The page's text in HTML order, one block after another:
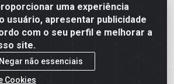
uma experiência
usuário, apresentar publicidade
com o seu perfil e melhorar a
site.
Negar não essenciais
Cookies
Eletricos - Av. Jorn. Assis
- Distrito Industrial, Campina Grande/PB
062 - CNPJ 12.110.462/0001-40